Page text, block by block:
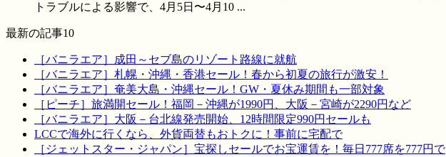
トラブルによる影響で、4月5日〜4月10 ...
最新の記事10
［バニラエア］成田～セブ島のリゾート路線に就航
［バニラエア］札幌・沖縄・香港セール！春から初夏の旅行が激安！
［バニラエア］奄美大島・沖縄セール！GW・夏休み期間も一部対象
［ピーチ］旅満開セール！福岡－沖縄が1990円、大阪－宮崎が2290円など
［バニラエア］大阪－台北線発売開始、12時間限定990円セールも
LCCで海外に行くなら、外貨両替もおトクに！事前に宅配で
［ジェットスター・ジャパン］宝探しセールでお宝運賃を！毎日777席を777円で